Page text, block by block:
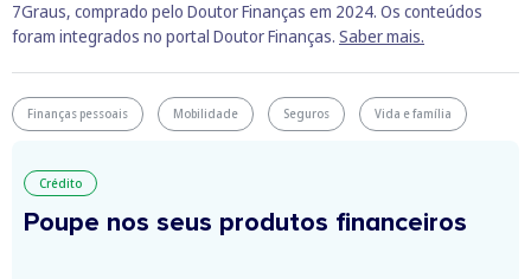
7Graus, comprado pelo Doutor Finanças em 2024. Os conteúdos
foram integrados no portal Doutor Finanças. Saber mais.
Finanças pessoais Mobilidade Seguros Vida e família
Crédito
Poupe nos seus produtos financeiros